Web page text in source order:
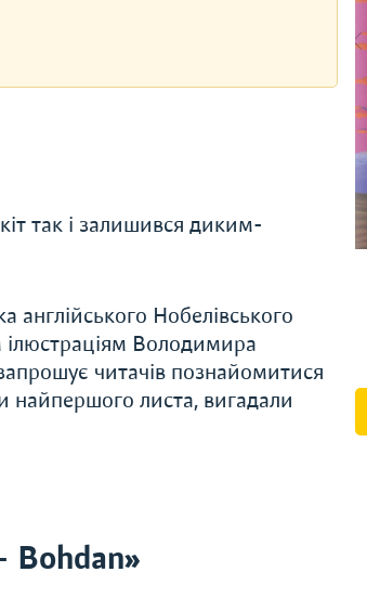
так і залишився диким-
англійського Нобелівського
ілюстраціям Володимира
читачів познайомитися
найпершого листа, вигадали
Bohdan»